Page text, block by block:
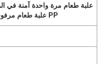
علبة طعام مرة واحدة آمنة في
علبة طعام مرفوفة بطاقة PP